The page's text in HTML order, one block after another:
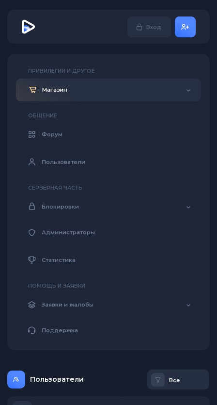
Вход
Пользователи
ПРИВИЛЕГИИ И ДРУГОЕ
Магазин
ОБЩЕНИЕ
Форум
Пользователи
СЕРВЕРНАЯ ЧАСТЬ
Блокировки
Администраторы
Статистика
ПОМОЩЬ И ЗАЯВКИ
Заявки и жалобы
Поддержка